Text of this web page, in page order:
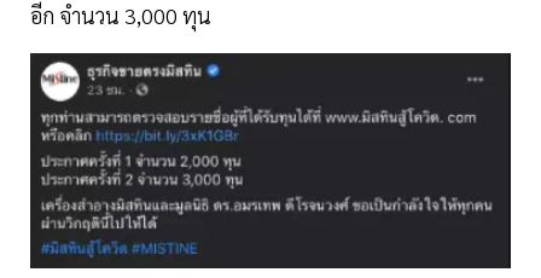
อีก จำนวน 3,000 ทุน